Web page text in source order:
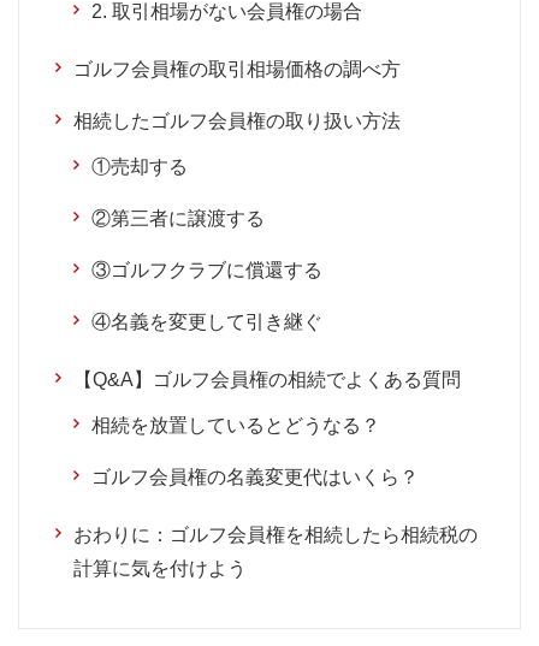
2. 取引相場がない会員権の場合
ゴルフ会員権の取引相場価格の調べ方
相続したゴルフ会員権の取り扱い方法
①売却する
②第三者に譲渡する
③ゴルフクラブに償還する
④名義を変更して引き継ぐ
【Q&A】ゴルフ会員権の相続でよくある質問
相続を放置しているとどうなる？
ゴルフ会員権の名義変更代はいくら？
おわりに：ゴルフ会員権を相続したら相続税の
計算に気を付けよう